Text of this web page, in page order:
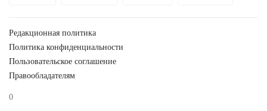
Редакционная политика
Политика конфиденциальности
Пользовательское соглашение
Правообладателям
0